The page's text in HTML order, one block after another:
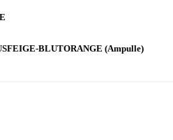
BLUTORANGE (Ampulle)